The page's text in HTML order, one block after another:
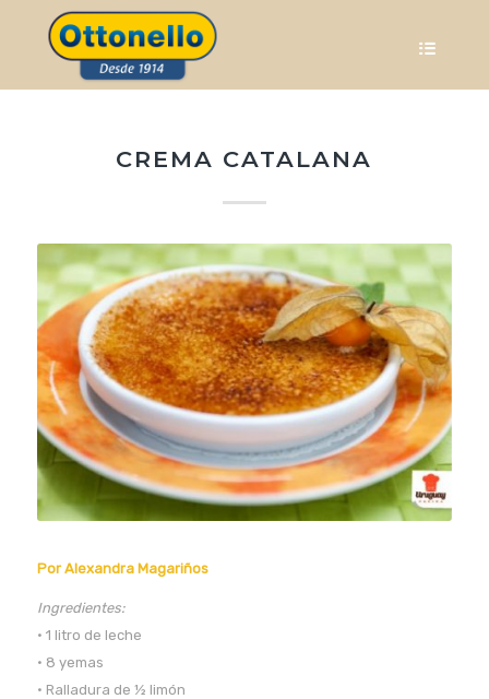
CREMA CATALANA
Por Alexandra Magariños
Ingredientes:
• 1 litro de leche
• 8 yemas
• Ralladura de ½ limón